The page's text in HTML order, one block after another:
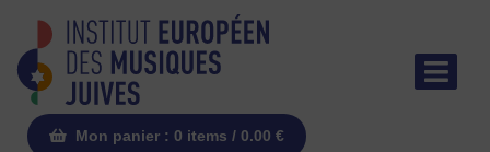
Mon panier : 0 items / 0.00 €